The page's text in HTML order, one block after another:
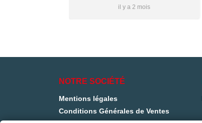
il y a 2 mois
NOTRE SOCIÉTÉ
Mentions légales
Conditions Générales de Ventes